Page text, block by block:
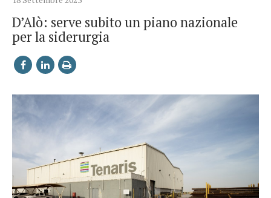
D’Alò: serve subito un piano nazionale
per la siderurgia